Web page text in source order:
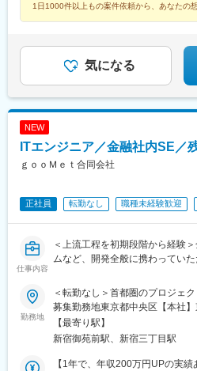
1日1000件以上もの案件依頼から、あなたの
気になる
NEW
ITエンジニア／金融社内SE／
ｇｏｏＭｅｔ合同会社
正社員 転勤なし 職種未経験歓迎
仕事内容
＜上流工程を初期段階から経験
ムなど、開発全般に携わってい
勤務地
＜転勤なし＞首都圏のプロジェ
募集勤務地東京都中央区【本社
号 新宿第七葉山ビル3階＜受動
禁煙一都三県のプロジェクト先：
【最寄り駅】
新宿御苑前駅、新宿三丁目駅
【1年で、年収200万円UPの実績